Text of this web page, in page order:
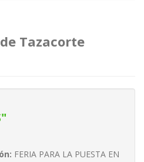
Tazacorte
FERIA PARA LA PUESTA EN